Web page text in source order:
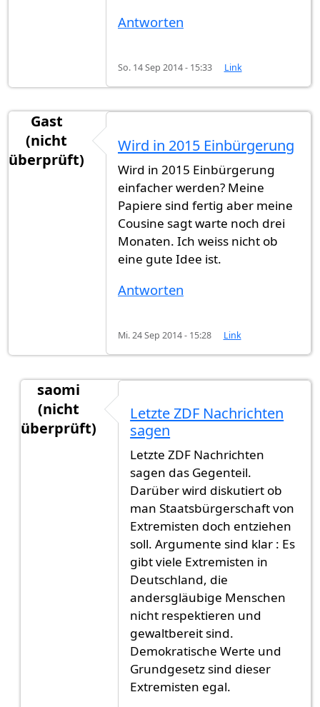
Antworten
So. 14 Sep 2014 - 15:33 Link
Gast
(nicht
überprüft)
Wird in 2015 Einbürgerung
Wird in 2015 Einbürgerung
einfacher werden? Meine
Papiere sind fertig aber meine
Cousine sagt warte noch drei
Monaten. Ich weiss nicht ob
eine gute Idee ist.
Antworten
Mi. 24 Sep 2014 - 15:28 Link
saomi
(nicht
überprüft)
Wird in 2015 Einbürgerung
Letzte ZDF Nachrichten
sagen
Letzte ZDF Nachrichten
sagen das Gegenteil.
Darüber wird diskutiert ob
man Staatsbürgerschaft von
Extremisten doch entziehen
soll. Argumente sind klar : Es
gibt viele Extremisten in
Deutschland, die
andersgläubige Menschen
nicht respektieren und
gewaltbereit sind.
Demokratische Werte und
Grundgesetz sind dieser
Extremisten egal.